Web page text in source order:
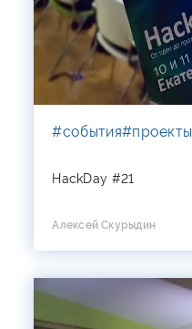
#события#проекты
HackDay #21
Алексей Скурыдин